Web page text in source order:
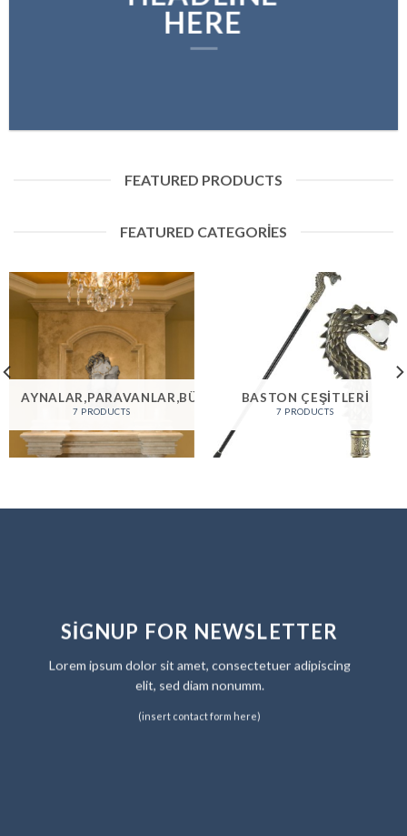
HERE
FEATURED PRODUCTS
FEATURED CATEGORIES
AYNALAR,PARAVANLAR,BÜSTLER
7 PRODUCTS
BASTON ÇEŞITLERI
7 PRODUCTS
SIGNUP FOR NEWSLETTER
Lorem ipsum dolor sit amet, consectetuer adipiscing
elit, sed diam nonumm.
(insert contact form here)